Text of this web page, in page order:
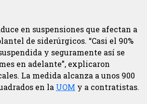
en suspensiones que afectan a
de siderúrgicos. “Casi el 90%
y seguramente así se
en adelante”, explicaron
La medida alcanza a unos 900
en la UOM y a contratistas.